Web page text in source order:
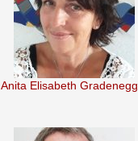
Anita Elisabeth